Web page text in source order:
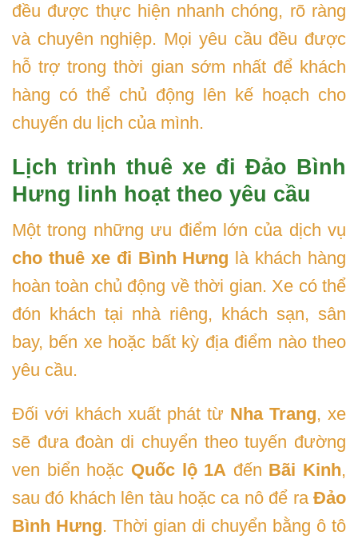
đều được thực hiện nhanh chóng, rõ ràng
và chuyên nghiệp. Mọi yêu cầu đều được
hỗ trợ trong thời gian sớm nhất để khách
hàng có thể chủ động lên kế hoạch cho
chuyến du lịch của mình.
Lịch trình thuê xe đi Đảo Bình
Hưng linh hoạt theo yêu cầu
Một trong những ưu điểm lớn của dịch vụ
cho thuê xe đi Bình Hưng là khách hàng
hoàn toàn chủ động về thời gian. Xe có thể
đón khách tại nhà riêng, khách sạn, sân
bay, bến xe hoặc bất kỳ địa điểm nào theo
yêu cầu.
Đối với khách xuất phát từ Nha Trang, xe
sẽ đưa đoàn di chuyển theo tuyến đường
ven biển hoặc Quốc lộ 1A đến Bãi Kinh,
sau đó khách lên tàu hoặc ca nô để ra Đảo
Bình Hưng. Thời gian di chuyển bằng ô tô